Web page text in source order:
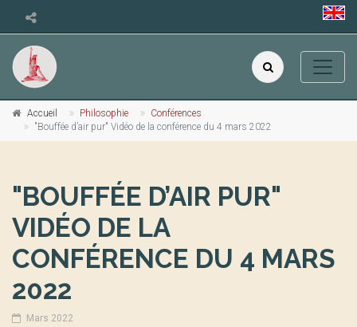
Accueil Philosophie
Conférences
"Bouffée d’air pur" Vidéo de la conférence du 4 mars 2022
"BOUFFÉE D’AIR PUR"
VIDÉO DE LA
CONFÉRENCE DU 4 MARS
2022
Mars 2022